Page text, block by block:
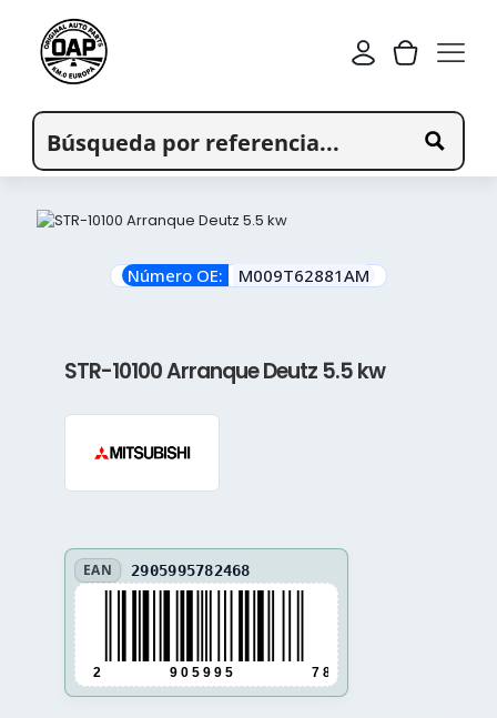
Número OE: M009T62881AM
STR-10100 Arranque Deutz 5.5 kw
EAN 2905995782468
2 9 0 5 9 9 5 7 8 2 4 6 8